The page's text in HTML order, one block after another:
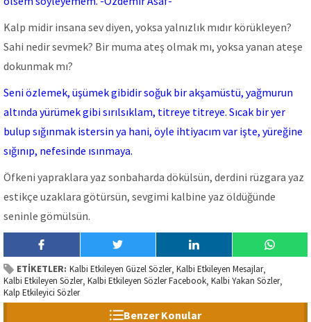
Kalp midir insana sev diyen, yoksa yalnızlık mıdır körükleyen?
Sahi nedir sevmek? Bir muma ateş olmak mı, yoksa yanan ateşe
dokunmak mı?
Seni özlemek, üşümek gibidir soğuk bir akşamüstü, yağmurun
altında yürümek gibi sırılsıklam, titreye titreye. Sıcak bir yer
bulup sığınmak istersin ya hani, öyle ihtiyacım var işte, yüreğine
sığınıp, nefesinde ısınmaya.
Öfkeni yapraklara yaz sonbaharda dökülsün, derdini rüzgara yaz
estikçe uzaklara götürsün, sevgimi kalbine yaz öldüğünde
seninle gömülsün.
ETİKETLER: Kalbi Etkileyen Güzel Sözler, Kalbi Etkileyen Mesajlar,
Kalbi Etkileyen Sözler, Kalbi Etkileyen Sözler Facebook, Kalbi Yakan Sözler,
Kalp Etkileyici Sözler
Benzer Konular